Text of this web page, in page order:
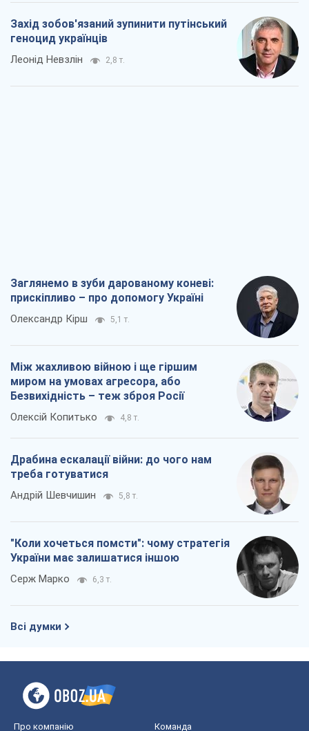
Захід зобов'язаний зупинити путінський
геноцид українців
Леонід Невзлін 2,8 т.
Заглянемо в зуби дарованому коневі:
прискіпливо – про допомогу Україні
Олександр Кірш 5,1 т.
Між жахливою війною і ще гіршим
миром на умовах агресора, або
Безвихідність – теж зброя Росії
Олексій Копитько 4,8 т.
Драбина ескалації війни: до чого нам
треба готуватися
Андрій Шевчишин 5,8 т.
"Коли хочеться помсти": чому стратегія
України має залишатися іншою
Серж Марко 6,3 т.
Всі думки
Про компанію Команда